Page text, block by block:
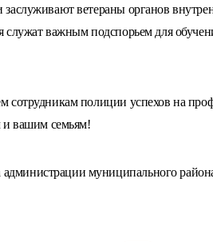
заслуживают ветераны органов
служат важным подспорьем для
сотрудникам полиции успехов на
и вашим семьям!
администрации муниципального